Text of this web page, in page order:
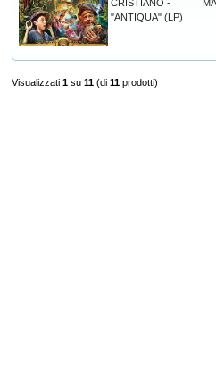
CRISTIANO -
"ANTIQUA" (LP)
Visualizzati 1 su 11 (di 11 prodotti)